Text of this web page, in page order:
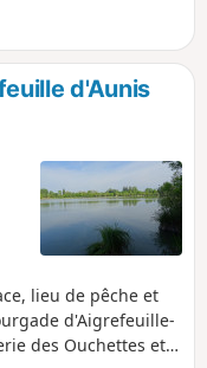
d'Aunis
lieu de pêche et
d'Aigrefeuille-
des Ouchettes et